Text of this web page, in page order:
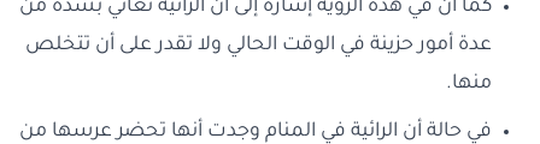
كما أن في هذه الرؤية إشارة إلى أن الرائية تعاني بشدة من
عدة أمور حزينة في الوقت الحالي ولا تقدر على أن تتخلص
منها.
في حالة أن الرائية في المنام وجدت أنها تحضر عرسها من